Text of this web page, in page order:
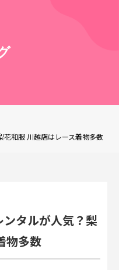
和服 川越店はレース着物多数
タルが人気？梨
物多数